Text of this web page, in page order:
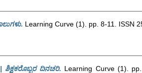
Learning Curve (1). pp. 8-11. ISSN
ದಿನಚರಿ. Learning Curve (1).